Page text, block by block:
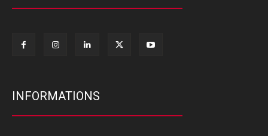
INFORMATIONS